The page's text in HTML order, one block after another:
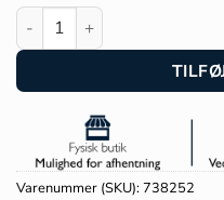
OLE LYNGGAARD
Varenummer (SKU):738252